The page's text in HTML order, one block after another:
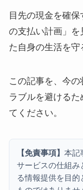
目先の現金を確
の支払い計画」
た自身の生活を守
この記事を、今
ラブルを避ける
てください。
【免責事項】 本記
サービスの仕組み
る情報提供を目